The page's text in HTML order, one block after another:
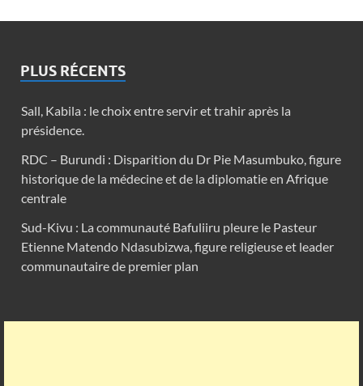
PLUS RÉCENTS
Sall, Kabila : le choix entre servir et trahir après la
présidence.
RDC – Burundi : Disparition du Dr Pie Masumbuko, figure
historique de la médecine et de la diplomatie en Afrique
centrale
Sud-Kivu : La communauté Bafuliiru pleure le Pasteur
Etienne Matendo Ndasubizwa, figure religieuse et leader
communautaire de premier plan